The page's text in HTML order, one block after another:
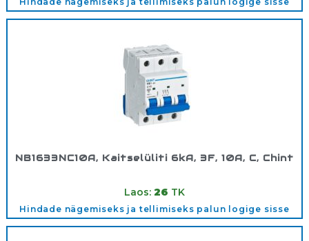
NB1633NC10A, Kaitselüliti 6kA, 3F, 10A, C, Chint
Laos: 26 TK
Hindade nägemiseks ja tellimiseks palun logige sisse